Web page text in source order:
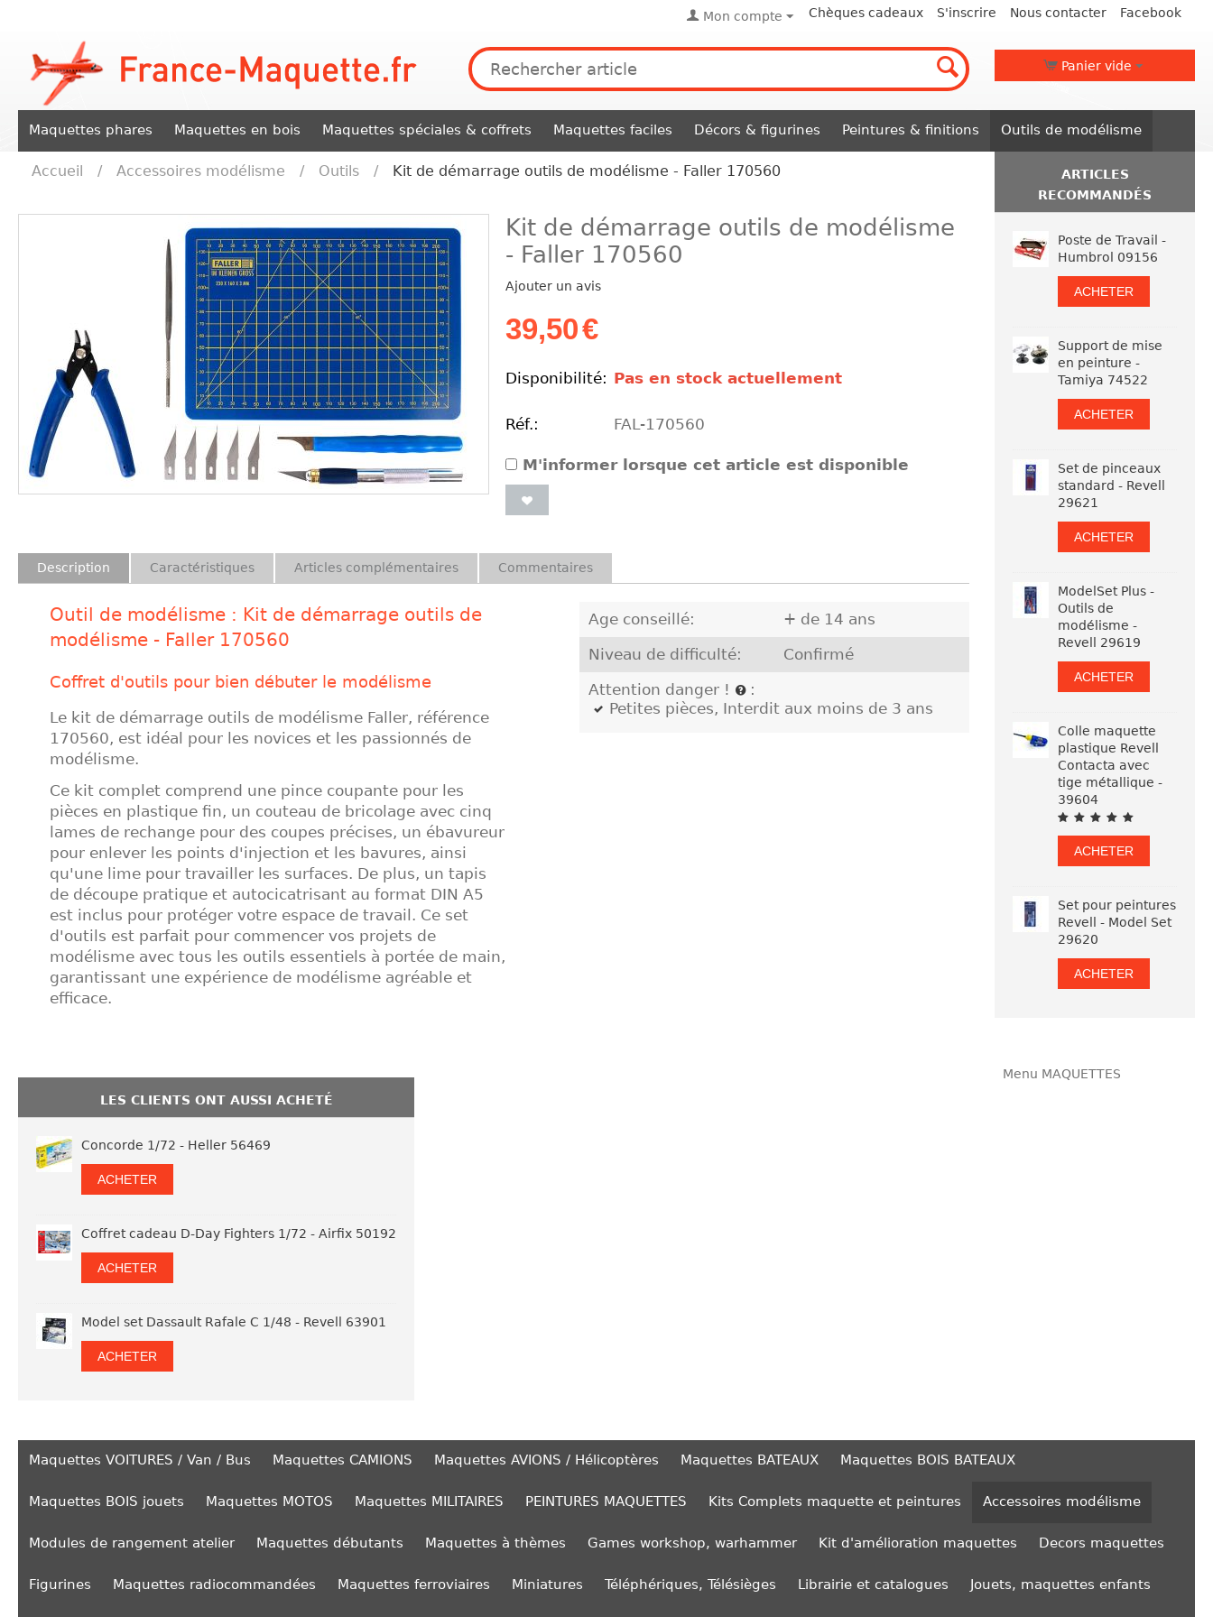
Chèques cadeaux S'inscrire Nous contacter Facebook
Mon compte
Panier vide
Maquettes phares Maquettes en bois Maquettes spéciales & coffrets Maquettes faciles Décors & figurines Peintures & finitions Outils de modélisme
Accueil / Accessoires modélisme / Outils / Kit de démarrage outils de modélisme - Faller 170560
Kit de démarrage outils de modélisme
- Faller 170560
Ajouter un avis
39,50€
Disponibilité: Pas en stock actuellement
Réf.: FAL-170560
M'informer lorsque cet article est disponible
Description Caractéristiques Articles complémentaires Commentaires
Outil de modélisme : Kit de démarrage outils de
modélisme - Faller 170560
Coffret d'outils pour bien débuter le modélisme
Le kit de démarrage outils de modélisme Faller, référence
170560, est idéal pour les novices et les passionnés de
modélisme.
Ce kit complet comprend une pince coupante pour les
pièces en plastique fin, un couteau de bricolage avec cinq
lames de rechange pour des coupes précises, un ébavureur
pour enlever les points d'injection et les bavures, ainsi
qu'une lime pour travailler les surfaces. De plus, un tapis
de découpe pratique et autocicatrisant au format DIN A5
est inclus pour protéger votre espace de travail. Ce set
d'outils est parfait pour commencer vos projets de
modélisme avec tous les outils essentiels à portée de main,
garantissant une expérience de modélisme agréable et
efficace.
Age conseillé: + de 14 ans
Niveau de difficulté: Confirmé
Attention danger !
:
Petites pièces, Interdit aux moins de 3 ans
LES CLIENTS ONT AUSSI ACHETÉ
Concorde 1/72 - Heller 56469
ACHETER
Coffret cadeau D-Day Fighters 1/72 - Airfix 50192
ACHETER
Model set Dassault Rafale C 1/48 - Revell 63901
ACHETER
ARTICLES
RECOMMANDÉS
Poste de Travail -
Humbrol 09156
ACHETER
Support de mise
en peinture -
Tamiya 74522
ACHETER
Set de pinceaux
standard - Revell
29621
ACHETER
ModelSet Plus -
Outils de
modélisme -
Revell 29619
ACHETER
Colle maquette
plastique Revell
Contacta avec
tige métallique -
39604
ACHETER
Set pour peintures
Revell - Model Set
29620
ACHETER
Menu MAQUETTES
Maquettes VOITURES / Van / Bus Maquettes CAMIONS Maquettes AVIONS / Hélicoptères Maquettes BATEAUX Maquettes BOIS BATEAUX
Maquettes BOIS jouets Maquettes MOTOS Maquettes MILITAIRES PEINTURES MAQUETTES Kits Complets maquette et peintures Accessoires modélisme
Modules de rangement atelier Maquettes débutants Maquettes à thèmes Games workshop, warhammer Kit d'amélioration maquettes Decors maquettes
Figurines Maquettes radiocommandées Maquettes ferroviaires Miniatures Téléphériques, Télésièges Librairie et catalogues Jouets, maquettes enfants